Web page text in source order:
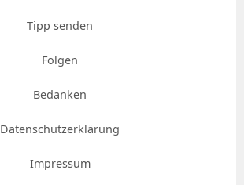
Tipp senden
Folgen
Bedanken
Datenschutzerklärung
Impressum